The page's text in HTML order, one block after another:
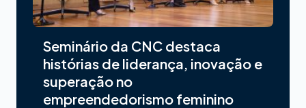
Seminário da CNC destaca
histórias de liderança, inovação e
superação no
empreendedorismo feminino